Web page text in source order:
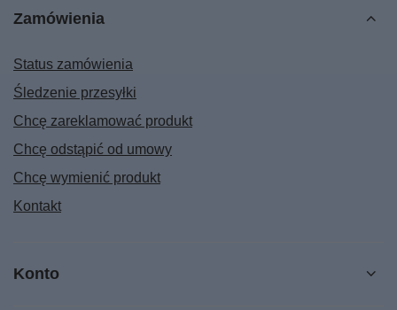
Zamówienia
Status zamówienia
Śledzenie przesyłki
Chcę zareklamować produkt
Chcę odstąpić od umowy
Chcę wymienić produkt
Kontakt
Konto